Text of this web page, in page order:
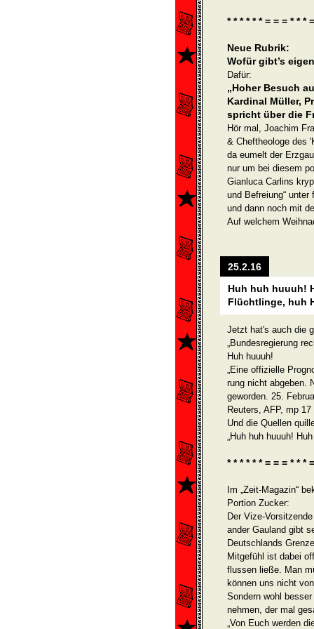
* * * * * * = = = * * *
Neue Rubrik:
Wofür gibt’s
Dafür:
„Hoher Besuch
Kardinal Müller,
spricht über die
Hör mal, Joachim
& Cheftheologe des
da eumelt der
nur um bei diesem
Gian­luca Carlins
und Befreiung“
und dann noch mit
Auf welchem
25.2.16
Huh huh huuuh!
Flüchtlinge, huh
Jetzt hat's auch die
„Bundesregierung
Huh huuuh!
„Eine offizielle
rung nicht abgeben.
ge­worden. 25.
Reuters, AFP, mp 17
Und die Quellen
„Huh huh huuuh!
* * * * * * = = = * * *
Im „Zeit-Magazin“
Portion Zucker:
Der Vize-
ander Gauland gibt
Deutschlands
Mitgefühl ist dabei
flussen ließe. Man
können uns nicht
Sondern wohl
nehmen, der mal
„Von Euch werden